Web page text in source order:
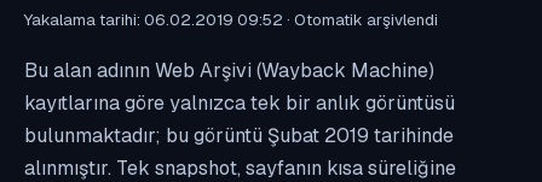
Yakalama tarihi: 06.02.2019 09:52 · Otomatik arşivlendi
Bu alan adının Web Arşivi (Wayback Machine)
kayıtlarına göre yalnızca tek bir anlık görüntüsü
bulunmaktadır; bu görüntü Şubat 2019 tarihinde
alınmıştır. Tek snapshot, sayfanın kısa süreliğine